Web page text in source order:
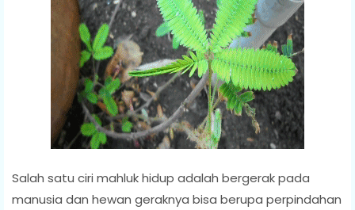
Salah satu ciri mahluk hidup adalah bergerak pada
manusia dan hewan geraknya bisa berupa perpindahan